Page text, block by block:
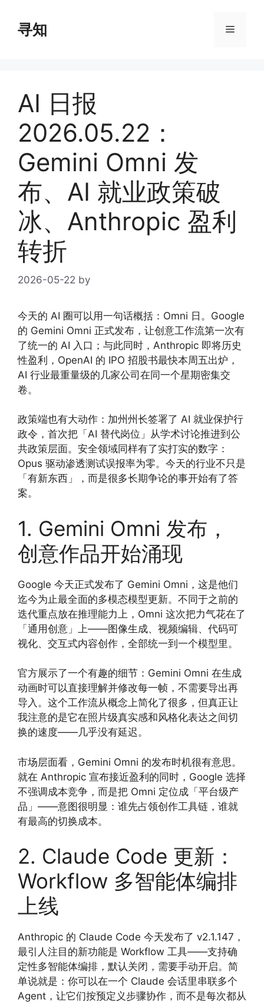
content
寻知 Menu
AI 日报
2026.05.22：
Gemini Omni 发
布、AI 就业政策破
冰、Anthropic 盈利
转折
2026-05-22 by
今天的 AI 圈可以用一句话概括：Omni 日。Google
的 Gemini Omni 正式发布，让创意工作流第一次有
了统一的 AI 入口；与此同时，Anthropic 即将历史
性盈利，OpenAI 的 IPO 招股书最快本周五出炉，
AI 行业最重量级的几家公司在同一个星期密集交
卷。
政策端也有大动作：加州州长签署了 AI 就业保护行
政令，首次把「AI 替代岗位」从学术讨论推进到公
共政策层面。安全领域同样有了实打实的数字：
Opus 驱动渗透测试误报率为零。今天的行业不只是
「有新东西」，而是很多长期争论的事开始有了答
案。
1. Gemini Omni 发布，
创意作品开始涌现
Google 今天正式发布了 Gemini Omni，这是他们
迄今为止最全面的多模态模型更新。不同于之前的
迭代重点放在推理能力上，Omni 这次把力气花在了
「通用创意」上——图像生成、视频编辑、代码可
视化、交互式内容创作，全部统一到一个模型里。
官方展示了一个有趣的细节：Gemini Omni 在生成
动画时可以直接理解并修改每一帧，不需要导出再
导入。这个工作流从概念上简化了很多，但真正让
我注意的是它在照片级真实感和风格化表达之间切
换的速度——几乎没有延迟。
市场层面看，Gemini Omni 的发布时机很有意思。
就在 Anthropic 宣布接近盈利的同时，Google 选择
不强调成本竞争，而是把 Omni 定位成「平台级产
品」——意图很明显：谁先占领创作工具链，谁就
有最高的切换成本。
2. Claude Code 更新：
Workflow 多智能体编排
上线
Anthropic 的 Claude Code 今天发布了 v2.1.147，
最引人注目的新功能是 Workflow 工具——支持确
定性多智能体编排，默认关闭，需要手动开启。简
单说就是：你可以在一个 Claude 会话里串联多个
Agent，让它们按预定义步骤协作，而不是每次都从